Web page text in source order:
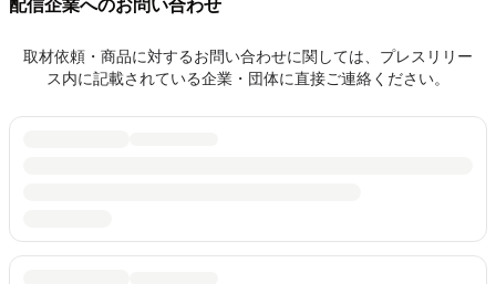
配信企業へのお問い合わせ
取材依頼・商品に対するお問い合わせに関しては、プレスリリー
ス内に記載されている企業・団体に直接ご連絡ください。